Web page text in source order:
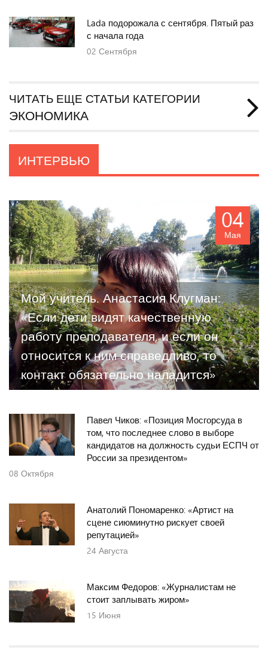
Lada подорожала с сентября. Пятый раз
с начала года
02 Сентября
ЧИТАТЬ ЕЩЕ СТАТЬИ КАТЕГОРИИ
ЭКОНОМИКА
ИНТЕРВЬЮ
Мой учитель. Анастасия Клугман:
«Если дети видят качественную
работу преподавателя, и если он
относится к ним справедливо, то
контакт обязательно наладится»
04
Мая
Павел Чиков: «Позиция Мосгорсуда в
том, что последнее слово в выборе
кандидатов на должность судьи ЕСПЧ от
России за президентом»
08 Октября
Анатолий Пономаренко: «Артист на
сцене сиюминутно рискует своей
репутацией»
24 Августа
Максим Федоров: «Журналистам не
стоит заплывать жиром»
15 Июня